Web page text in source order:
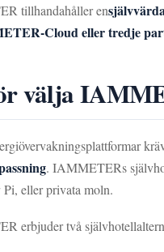
tillhandahåller en
Cloud eller tredje
välja
. IAMMETERs
Pi, eller privata moln.
erbjuder två